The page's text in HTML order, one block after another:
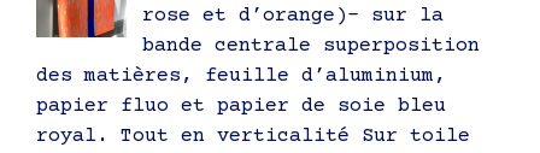
rose et d’orange)- sur la
bande centrale superposition
des matières, feuille d’aluminium,
papier fluo et papier de soie bleu
royal. Tout en verticalité Sur toile